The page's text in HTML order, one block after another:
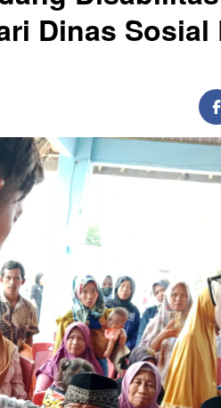
Dinas Sosial